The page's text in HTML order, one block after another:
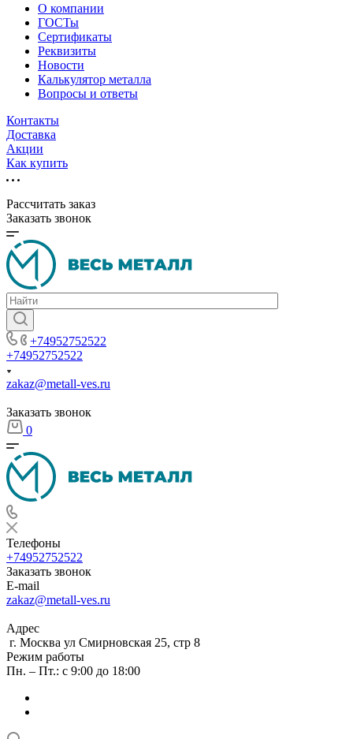
О компании
ГОСТы
Сертификаты
Реквизиты
Новости
Калькулятор металла
Вопросы и ответы
Контакты
Доставка
Акции
Как купить
Рассчитать заказ
Заказать звонок
+74952752522
+74952752522
zakaz@metall-ves.ru
Заказать звонок
0
Телефоны
+74952752522
Заказать звонок
E-mail
zakaz@metall-ves.ru
Адрес
г. Москва ул Смирновская 25, стр 8
Режим работы
Пн. – Пт.: с 9:00 до 18:00